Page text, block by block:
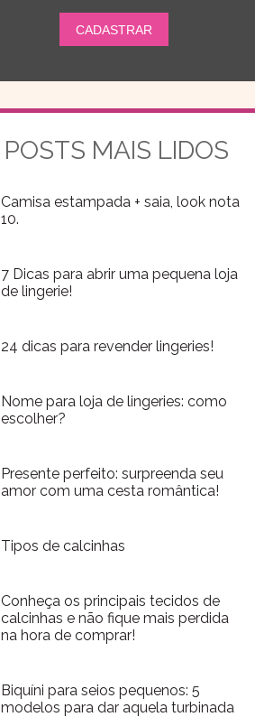
POSTS MAIS LIDOS
Camisa estampada + saia, look nota
10.
7 Dicas para abrir uma pequena loja
de lingerie!
24 dicas para revender lingeries!
Nome para loja de lingeries: como
escolher?
Presente perfeito: surpreenda seu
amor com uma cesta romântica!
Tipos de calcinhas
Conheça os principais tecidos de
calcinhas e não fique mais perdida
na hora de comprar!
Biquíni para seios pequenos: 5
modelos para dar aquela turbinada